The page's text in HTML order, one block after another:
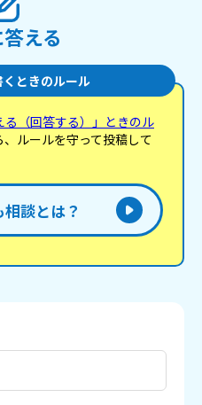
える
ときのルール
る（回答する）」ときのル
ルールを守って投稿して
談とは？